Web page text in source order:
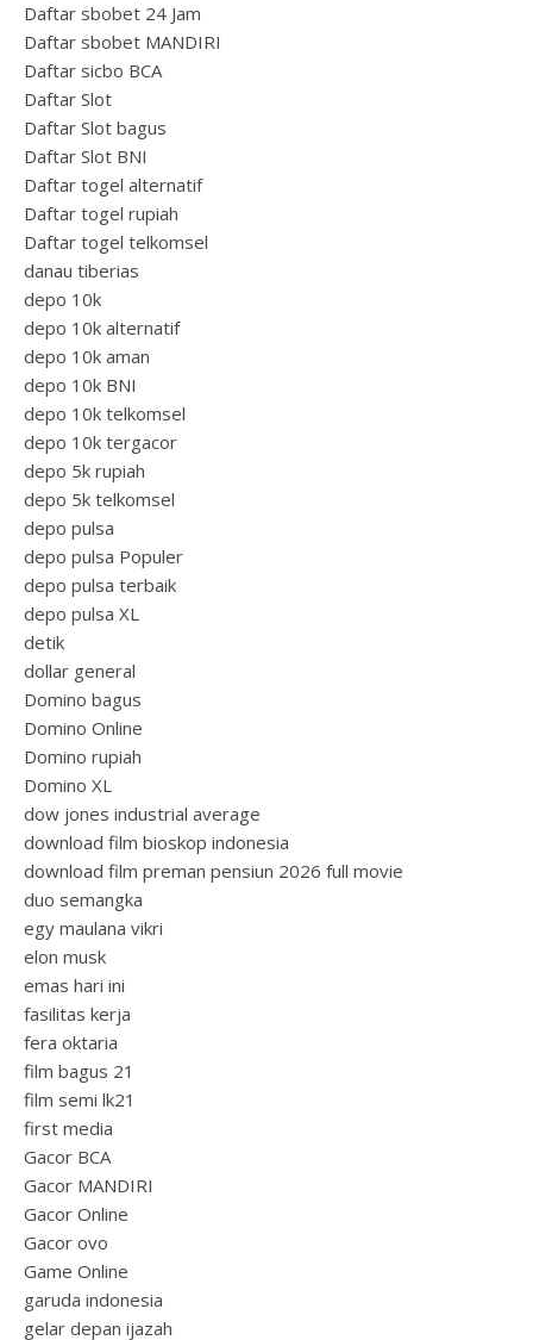
Daftar sbobet 24 Jam
Daftar sbobet MANDIRI
Daftar sicbo BCA
Daftar Slot
Daftar Slot bagus
Daftar Slot BNI
Daftar togel alternatif
Daftar togel rupiah
Daftar togel telkomsel
danau tiberias
depo 10k
depo 10k alternatif
depo 10k aman
depo 10k BNI
depo 10k telkomsel
depo 10k tergacor
depo 5k rupiah
depo 5k telkomsel
depo pulsa
depo pulsa Populer
depo pulsa terbaik
depo pulsa XL
detik
dollar general
Domino bagus
Domino Online
Domino rupiah
Domino XL
dow jones industrial average
download film bioskop indonesia
download film preman pensiun 2026 full movie
duo semangka
egy maulana vikri
elon musk
emas hari ini
fasilitas kerja
fera oktaria
film bagus 21
film semi lk21
first media
Gacor BCA
Gacor MANDIRI
Gacor Online
Gacor ovo
Game Online
garuda indonesia
gelar depan ijazah